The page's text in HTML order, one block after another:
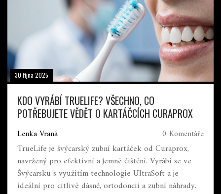
30 října 2025
KDO VYRÁBÍ TRUELIFE? VŠECHNO, CO
POTŘEBUJETE VĚDĚT O KARTÁČCÍCH CURAPROX
Lenka Vraná 0 Komentáře
TrueLife je švýcarský zubní kartáček od Curaprox,
navržený pro efektivní a jemné čištění. Vyrábí se ve
Švýcarsku s využitím technologie UltraSoft a je
ideální pro citlivé dásně, ortodoncii a zubní náhrady.